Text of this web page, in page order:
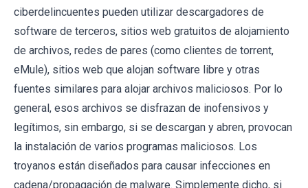
ciberdelincuentes pueden utilizar descargadores de
software de terceros, sitios web gratuitos de alojamiento
de archivos, redes de pares (como clientes de torrent,
eMule), sitios web que alojan software libre y otras
fuentes similares para alojar archivos maliciosos. Por lo
general, esos archivos se disfrazan de inofensivos y
legítimos, sin embargo, si se descargan y abren, provocan
la instalación de varios programas maliciosos. Los
troyanos están diseñados para causar infecciones en
cadena/propagación de malware. Simplemente dicho, si